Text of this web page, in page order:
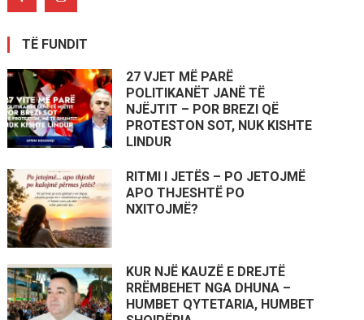
TË FUNDIT
27 VJET MË PARË
POLITIKANËT JANË TË
NJËJTIT – POR BREZI QË
PROTESTON SOT, NUK KISHTE
LINDUR
RITMI I JETËS – PO JETOJMË
APO THJESHTË PO
NXITOJMË?
KUR NJË KAUZË E DREJTË
RRËMBEHET NGA DHUNA –
HUMBET QYTETARIA, HUMBET